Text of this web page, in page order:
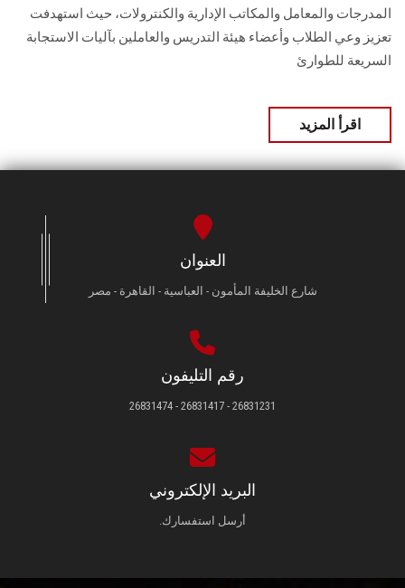
سجل الان
المدرجات والمعامل والمكاتب الإدارية والكنترولات، حيث استهدفت
تعزيز وعي الطلاب وأعضاء هيئة التدريس والعاملين بآليات الاستجابة
السريعة للطوارئ
اقرأ المزيد
العنوان
شارع الخليفة المأمون - العباسية - القاهرة - مصر
رقم التليفون
26831231 - 26831417 - 26831474
البريد الإلكتروني
أرسل استفسارك.